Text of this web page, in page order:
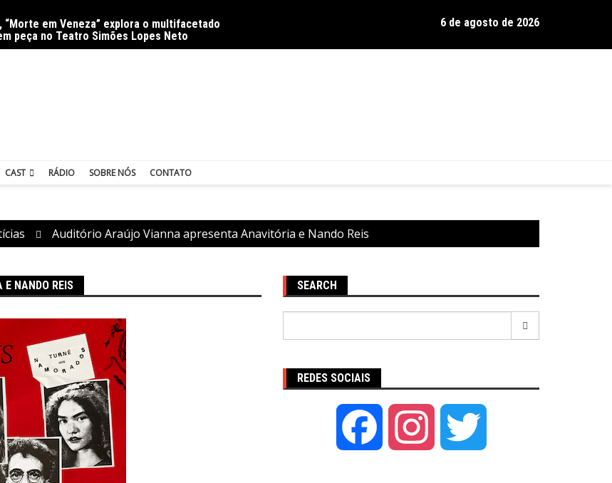
em Veneza” explora o multifacetado
peça no Teatro Simões Lopes Neto
Delírios de Hamilton celebra 30 anos de estrada com show no Gravador
6 de agosto de 2026
CAST RÁDIO SOBRE NÓS CONTATO
Auditório Araújo Vianna apresenta Anavitória e Nando Reis
NANDO REIS SEARCH
REDES SOCIAIS
Facebook Instagram